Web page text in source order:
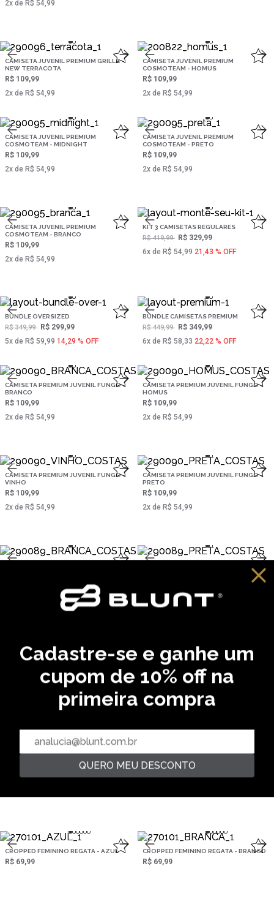
2‌x de R$ 54,99
CAMISETA JUVENIL PREMIUM GRILLZ -
NEW TERRACOTA
R$ 109,99
2‌x de R$ 54,99
CAMISETA JUVENIL PREMIUM
COSMOTEAM - HOMUS
R$ 109,99
2‌x de R$ 54,99
CAMISETA JUVENIL PREMIUM
COSMOTEAM - MIDNIGHT
R$ 109,99
2‌x de R$ 54,99
CAMISETA JUVENIL PREMIUM
COSMOTEAM - PRETO
R$ 109,99
2‌x de R$ 54,99
CAMISETA JUVENIL PREMIUM
COSMOTEAM - BRANCO
R$ 109,99
2‌x de R$ 54,99
KIT 3 CAMISETAS REGULARES
R$ 419,99 R$ 329,99
6‌x de R$ 54,99 21,43 % OFF
BUNDLE OVERSIZED
R$ 349,99 R$ 299,99
5‌x de R$ 59,99 14,29 % OFF
BUNDLE CAMISETAS PREMIUM
R$ 449,99 R$ 349,99
6‌x de R$ 58,33 22,22 % OFF
CAMISETA PREMIUM JUVENIL FUNGO -
BRANCO
R$ 109,99
2‌x de R$ 54,99
CAMISETA PREMIUM JUVENIL FUNGO -
HOMUS
R$ 109,99
2‌x de R$ 54,99
CAMISETA PREMIUM JUVENIL FUNGO -
VINHO
R$ 109,99
2‌x de R$ 54,99
CAMISETA PREMIUM JUVENIL FUNGO -
PRETO
R$ 109,99
2‌x de R$ 54,99
2‌x de R$ 54,99
CROPPED FEMININO REGATA - CREME
R$ 69,99
R$ 69,99
CROPPED FEMININO REGATA - AZUL
R$ 69,99
CROPPED FEMININO REGATA - BRANCO
R$ 69,99
Cadastre-se e ganhe um
cupom de 10% off na
primeira compra
QUERO MEU DESCONTO